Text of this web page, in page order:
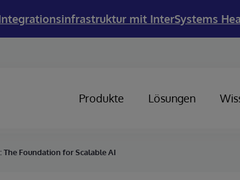
mit InterSystems
Produkte Lösungen
The Foundation for Scalable AI